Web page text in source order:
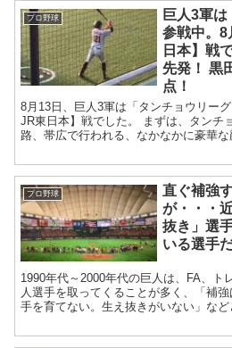
プロ野球
巨人3軍は
参戦中。8
日本】戦
先発！ 黒
点！
8月13日、巨人3軍は「タンチョウリー
JR東日本】戦でした。 まずは、タンチ
路、帯広で行われる、なかなかに豪華
プロ野球
直ぐ補強
が・・・
抜き」選
いる選手
1990年代～2000年代の巨人は、FA、ト
人選手を取ってくることが多く、「補
手を育てない。生え抜きがいない」な